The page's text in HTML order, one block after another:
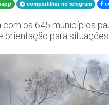
compartilhar no telegram
com os 645 municípios
orientação para